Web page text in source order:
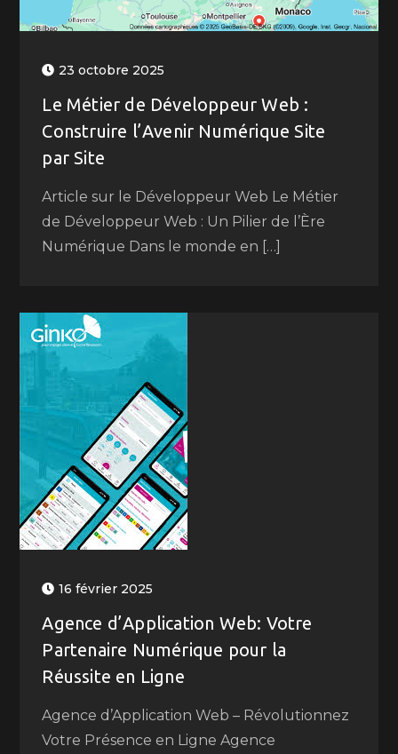
23 octobre 2025
Le Métier de Développeur Web :
Construire l’Avenir Numérique Site
par Site
Article sur le Développeur Web Le Métier
de Développeur Web : Un Pilier de l’Ère
Numérique Dans le monde en […]
16 février 2025
Agence d’Application Web: Votre
Partenaire Numérique pour la
Réussite en Ligne
Agence d’Application Web – Révolutionnez
Votre Présence en Ligne Agence